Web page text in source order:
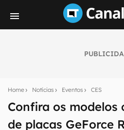
Home Notícias Eventos CES
Confira os modelos
de placas GeForce
notícias e reviews sobre
mão.
E-mail